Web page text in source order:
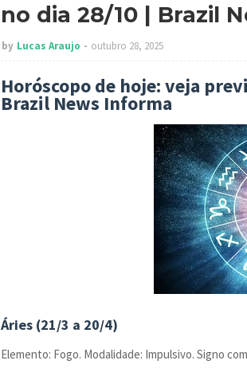
no dia 28/10 | Brazil
by Lucas Araujo outubro 28, 2025
Horóscopo de hoje: veja
Brazil News Informa
Áries (21/3 a 20/4)
Elemento: Fogo. Modalidade: Impulsivo. Signo